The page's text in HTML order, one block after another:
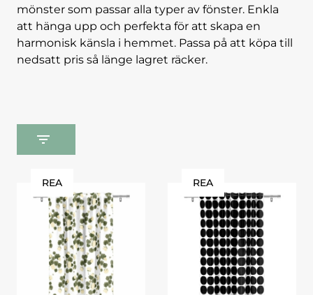
mönster som passar alla typer av fönster. Enkla
att hänga upp och perfekta för att skapa en
harmonisk känsla i hemmet. Passa på att köpa till
nedsatt pris så länge lagret räcker.
REA REA